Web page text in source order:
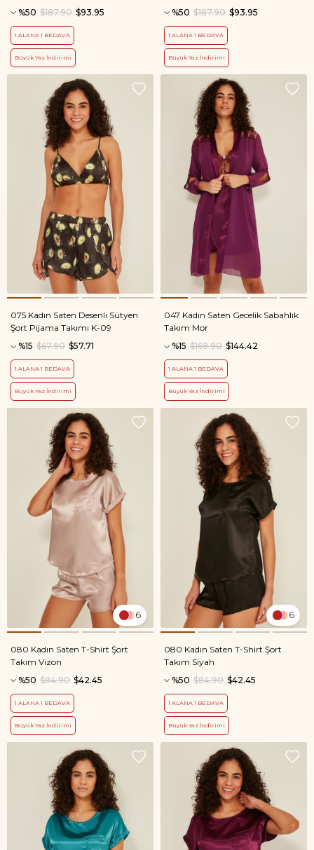
%50
$93.95
$187.90
1 ALANA 1 BEDAVA
Büyük Yaz İndirimi
%50
$93.95
$187.90
1 ALANA 1 BEDAVA
Büyük Yaz İndirimi
075 Kadın Saten Desenli Sütyen
Şort Pijama Takımı K-09
%15
$57.71
$67.90
1 ALANA 1 BEDAVA
Büyük Yaz İndirimi
047 Kadın Saten Gecelik Sabahlık
Takım Mor
%15
$144.42
$169.90
1 ALANA 1 BEDAVA
Büyük Yaz İndirimi
6
080 Kadın Saten T-Shirt Şort
Takım Vizon
%50
$42.45
$84.90
1 ALANA 1 BEDAVA
Büyük Yaz İndirimi
6
080 Kadın Saten T-Shirt Şort
Takım Siyah
%50
$42.45
$84.90
1 ALANA 1 BEDAVA
Büyük Yaz İndirimi